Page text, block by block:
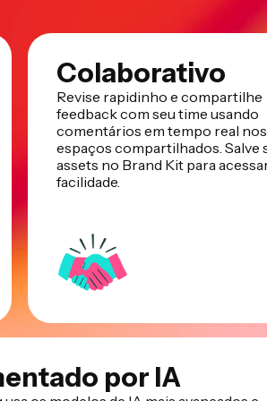
Colaborativo
Revise rapidinho e compartilhe
feedback com seu time usando
comentários em tempo real nos
espaços compartilhados. Salve
assets no Brand Kit para
facilidade.
por IA